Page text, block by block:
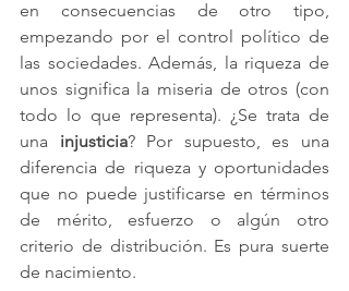
en consecuencias de otro tipo,
empezando por el control político de
las sociedades. Además, la riqueza de
unos significa la miseria de otros (con
todo lo que representa). ¿Se trata de
una injusticia? Por supuesto, es una
diferencia de riqueza y oportunidades
que no puede justificarse en términos
de mérito, esfuerzo o algún otro
criterio de distribución. Es pura suerte
de nacimiento.